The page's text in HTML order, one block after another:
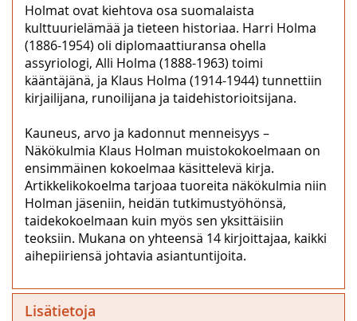
Holmat ovat kiehtova osa suomalaista
kulttuurielämää ja tieteen historiaa. Harri Holma
(1886-1954) oli diplomaattiuransa ohella
assyriologi, Alli Holma (1888-1963) toimi
kääntäjänä, ja Klaus Holma (1914-1944) tunnettiin
kirjailijana, runoilijana ja taidehistorioitsijana.
Kauneus, arvo ja kadonnut menneisyys –
Näkökulmia Klaus Holman muistokokoelmaan on
ensimmäinen kokoelmaa käsittelevä kirja.
Artikkelikokoelma tarjoaa tuoreita näkökulmia niin
Holman jäseniin, heidän tutkimustyöhönsä,
taidekokoelmaan kuin myös sen yksittäisiin
teoksiin. Mukana on yhteensä 14 kirjoittajaa, kaikki
aihepiiriensä johtavia asiantuntijoita.
Lisätietoja